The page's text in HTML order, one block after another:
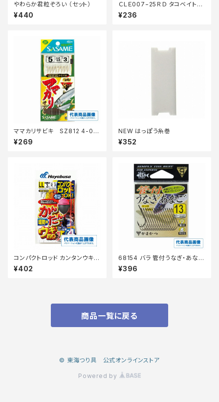
やわらか君粒ぞろい （セット）
¥440
ＣＬＥ007−25ＲＤ タコベイト
2．5号 ＲＤ
¥236
ママカリサビキ SZ812 4-0.8
【継続セール_仕掛】
¥269
NEW はっぽう糸巻
¥352
コンパクトロッド カンタンウキ釣
りセット 堤防用 HA176 S
¥402
68154 バラ 管付うなぎ・あなご
茶
¥396
商品一覧に戻る
© 東海つり具 公式オンラインストア
Powered by